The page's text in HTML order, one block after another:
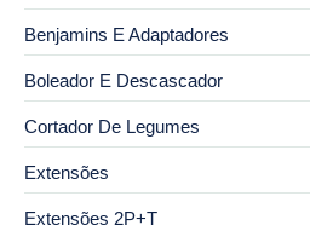
Benjamins E Adaptadores
Boleador E Descascador
Cortador De Legumes
Extensões
Extensões 2P+T